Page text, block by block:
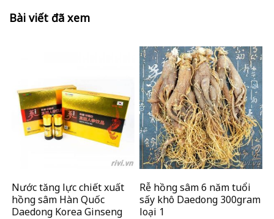
Bài viết đã xem
Nước tăng lực chiết xuất
hồng sâm Hàn Quốc
Daedong Korea Ginseng
Rễ hồng sâm 6 năm tuổi
sấy khô Daedong 300gram
loại 1